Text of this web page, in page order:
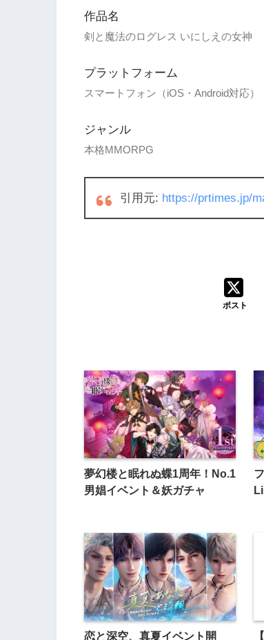
作品名
剣と魔法のログレス いにしえの女神
プラットフォーム
スマートフォン（iOS・Android対応）
ジャンル
本格MMORPG
引用元: https://prtimes.jp/
ポスト
夢幻楼と眠れぬ蝶1周年！No.1
男娼イベント＆妖ガチャ
恋と深空、真夏イベント開